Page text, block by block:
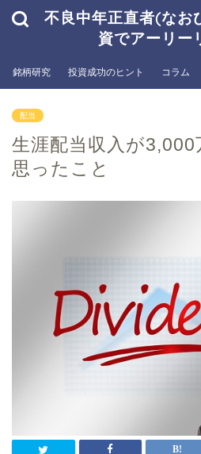
不良中年正直者(なお
資でアーリー
銘柄研究 投資成功のヒント コラム
配当
生涯配当収入が3,000
思ったこと